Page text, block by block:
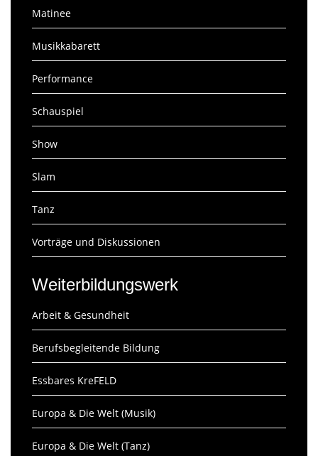
Matinee
Musikkabarett
Performance
Schauspiel
Show
Slam
Tanz
Vorträge und Diskussionen
Weiterbildungswerk
Arbeit & Gesundheit
Berufsbegleitende Bildung
Essbares KreFELD
Europa & Die Welt (Musik)
Europa & Die Welt (Tanz)